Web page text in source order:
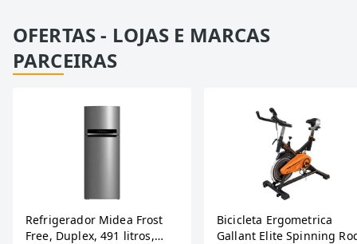
OFERTAS - LOJAS E MARCAS
PARCEIRAS
Refrigerador Midea Frost
Free, Duplex, 491 litros,
Bicicleta Ergometrica
Gallant Elite Spinning